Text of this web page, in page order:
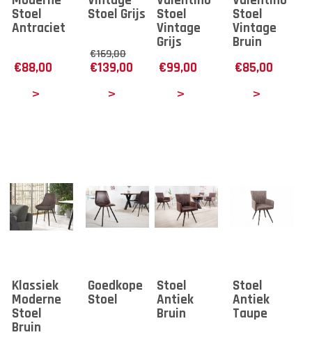
Stoel
Antraciet
€88,00
Stoel Grijs
€169,00
€139,00
Stoel
Vintage
Grijs
€99,00
Stoel
Vintage
Bruin
€85,00
Klassiek
Moderne
Stoel
Bruin
Goedkope
Stoel
Stoel
Antiek
Bruin
Stoel
Antiek
Taupe